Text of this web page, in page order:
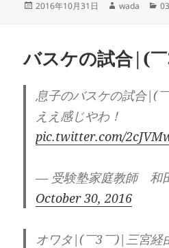
投
2016年10月31日
作
wada
カ
ー
バスケの試合|(
息子のバスケの試合|(
ええ感じやわ！
pic.twitter.com/
— 受験塾家庭教師 和
October 30, 2016
オワタ|(￣3￣)|三宮経